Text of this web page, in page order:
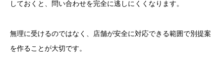
しておくと、問い合わせを完全に逃しにくくなります。
無理に受けるのではなく、店舗が安全に対応できる範囲で別提案
を作ることが大切です。